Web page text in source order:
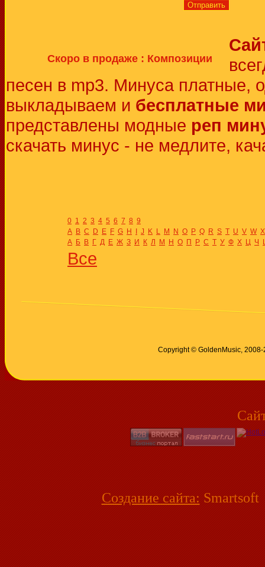
Скоро в продаже : Композиции
песен в mp3. Минуса платные,
выкладываем и бесплатные
представлены модные реп
скачать минус - не медлите,
0 1 2 3 4 5 6 7 8 9
A B C D E F G H I J K L M N O P Q R S T U V W X
А Б В Г Д Е Ж З И К Л М Н О П Р С Т У Ф Х Ц Ч
Все
Copyright © GoldenMusic, 2008-
Создание сайта: